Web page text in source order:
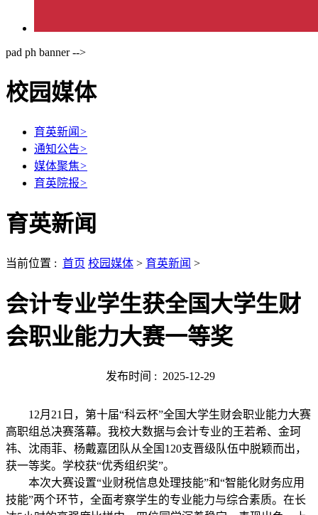
pad ph banner -->
校园媒体
育英新闻 >
通知公告>
媒体聚焦>
育英院报>
育英新闻
当前位置 : 首页 校园媒体 > 育英新闻 >
会计专业学生获全国大学生财
会职业能力大赛一等奖
发布时间 : 2025-12-29
12月21日，第十届“科云杯”全国大学生财会职业能力大赛
高职组总决赛落幕。我校大数据与会计专业的王若希、金珂
祎、沈雨菲、杨戴嘉团队从全国120支晋级队伍中脱颖而出，
获一等奖。学校获“优秀组织奖”。
本次大赛设置“业财税信息处理技能”和“智能化财务应用
技能”两个环节，全面考察学生的专业能力与综合素质。在长